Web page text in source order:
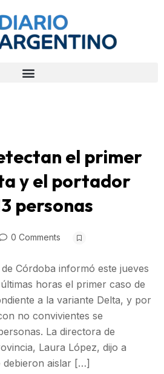
el primer
y el portador
personas
0 Comments
Córdoba informó este jueves
horas el primer caso de
a la variante Delta, y por
no convivientes se
La directora de
Laura López, dijo a
debieron aislar […]